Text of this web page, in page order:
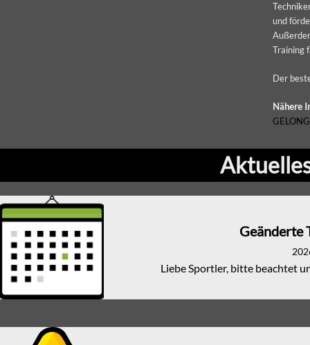
und
Training
Der
Nähere
Geänderte
Liebe Sportler, bitte beachtet